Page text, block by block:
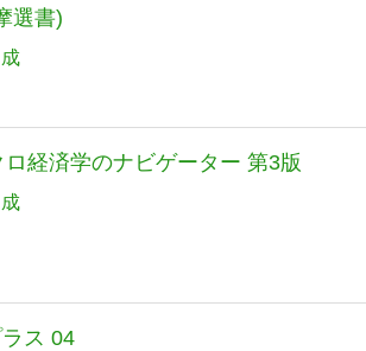
選書)
ロ経済学のナビゲーター 第3版
ス 04